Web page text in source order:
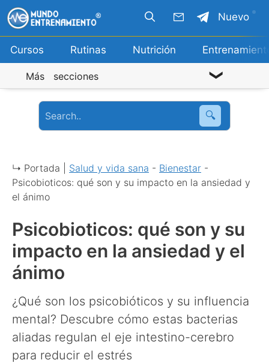
Saltar
al
contenido
Cursos Rutinas Nutrición
Nuevo
Más secciones
🔍
↳ Portada | Salud y vida sana - Bienestar -
Psicobioticos: qué son y su impacto en la ansiedad y
el ánimo
Psicobioticos: qué son y su
impacto en la ansiedad y el
ánimo
¿Qué son los psicobióticos y su influencia
mental? Descubre cómo estas bacterias
aliadas regulan el eje intestino-cerebro
para reducir el estrés